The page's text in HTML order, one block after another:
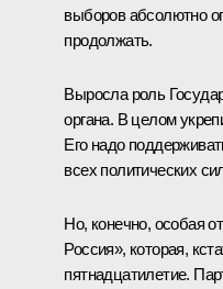
выборов абсолютно
продолжать.
Выросла роль
органа. В целом
Его надо
всех политических
Но, конечно, особая
Россия», которая,
пятнадцатилетие.